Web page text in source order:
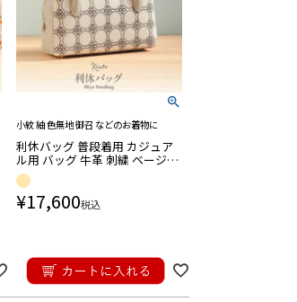
小紋 紬 色無地 御召 などのお着物に
利休バッグ 普段着用 カジュア
ル用 バッグ 牛革 刺繍 ベージュ
小花 丸紋 百華園 お茶席 茶会 利
休 色無地 小紋
¥17,600税込